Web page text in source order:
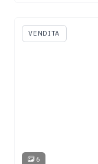
VENDITA
6